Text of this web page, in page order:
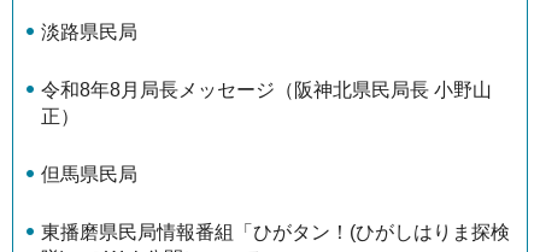
淡路県民局
令和8年8月局長メッセージ（阪神北県民局長 小野山
正）
但馬県民局
東播磨県民局情報番組「ひがタン！(ひがしはりま探検